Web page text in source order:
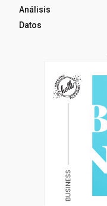
Análisis
Datos